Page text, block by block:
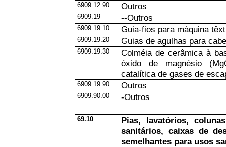
6909.12.90 Outros
6909.19 --Outros
6909.19.10 Guia-fios para máquina
6909.19.20 Guias de agulhas para
6909.19.30
Colméia de cerâmica à
óxido de magnésio
catalítica de gases de
6909.19.90 Outros
6909.90.00 -Outros
69.10
Pias, lavatórios,
sanitários, caixas de
semelhantes para usos